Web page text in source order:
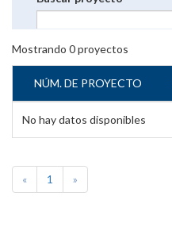
Mostrando 0proyectos
NÚM. DE PROYECTO
No hay datos disponibles
« 1 »